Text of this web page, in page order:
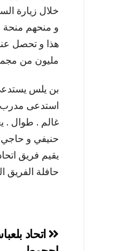
خلال زيارة
و منحهم منحة مغرية
مليون من مجموع 50 مليون بعد فوزهم على وفاق سطيف و تأهلهم الى الدور النصف النهائي
بن يلس يستدعي 20 لاعب للقاء الجولة 23 ضد اتحاد
غالم . طوال .
حنيفي و
يقيم فريق
حافلة الفريق
تصفّح
اتحاد